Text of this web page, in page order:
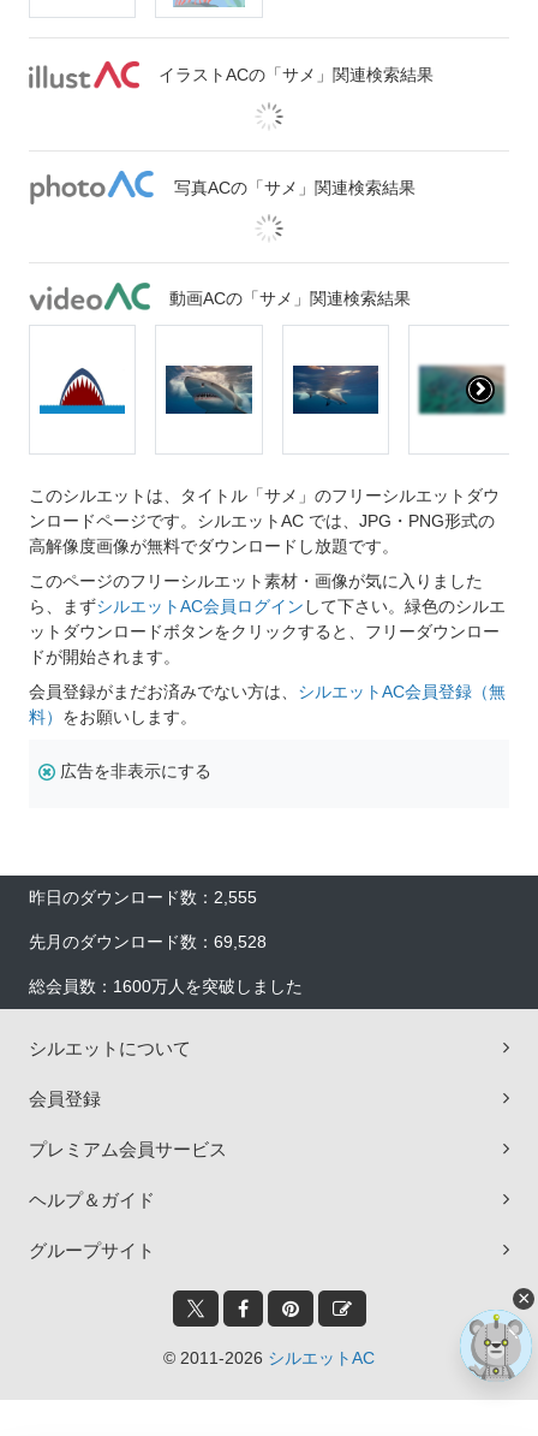
イラストACの「サメ」関連検索結果
写真ACの「サメ」関連検索結果
動画ACの「サメ」関連検索結果
このシルエットは、タイトル「サメ」のフリーシルエットダウ
ンロードページです。シルエットAC では、JPG・PNG形式の
高解像度画像が無料でダウンロードし放題です。
このページのフリーシルエット素材・画像が気に入りました
ら、まずシルエットAC会員ログイン して下さい。緑色のシルエ
ットダウンロードボタンをクリックすると、フリーダウンロー
ドが開始されます。
会員登録がまだお済みでない方は、 シルエットAC会員登録（無
料） をお願いします。
広告を非表示にする
昨日のダウンロード数：2,555
先月のダウンロード数：69,528
総会員数：1600万人を突破しました
シルエットについて
会員登録
プレミアム会員サービス
ヘルプ＆ガイド
グループサイト
© 2011-2026 シルエットAC
×